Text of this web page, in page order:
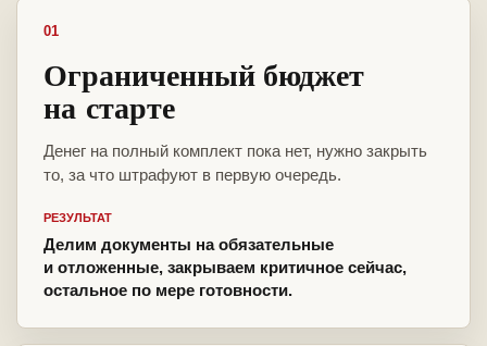
01
Ограниченный бюджет
на старте
Денег на полный комплект пока нет, нужно закрыть
то, за что штрафуют в первую очередь.
РЕЗУЛЬТАТ
Делим документы на обязательные
и отложенные, закрываем критичное сейчас,
остальное по мере готовности.